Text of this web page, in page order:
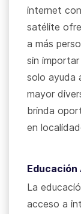
internet
satélite
a más
sin
solo ayuda
mayor
brinda
en
Educación
La
acceso a